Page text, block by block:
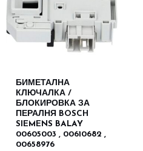
БИМЕТАЛНА
КЛЮЧАЛКА /
БЛОКИРОВКА ЗА
ПЕРАЛНЯ BOSCH
SIEMENS BALAY
00605003 , 00610682 ,
00658976